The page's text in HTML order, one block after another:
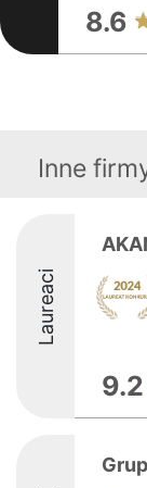
8.6
Inne
Laureaci
9.2